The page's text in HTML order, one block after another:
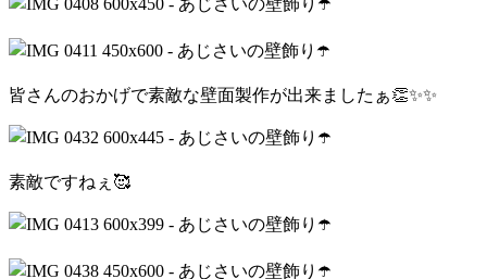
皆さんのおかげで素敵な壁面製作が出来ましたぁ👏✨✨
素敵ですねぇ🥰